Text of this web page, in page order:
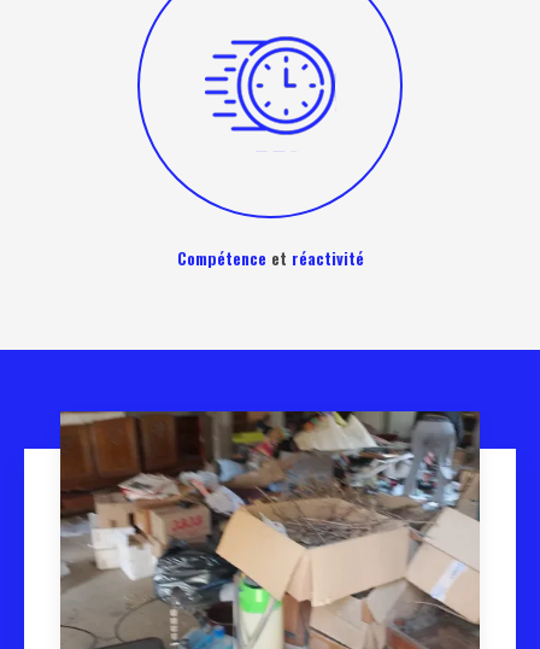
Compétence et réactivité